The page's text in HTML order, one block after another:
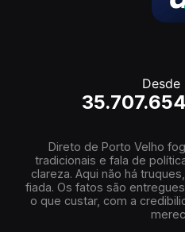
Desde
Direto de Porto Velho
tradicionais e fala de
clareza. Aqui não há
fiada. Os fatos são
o que custar, com a